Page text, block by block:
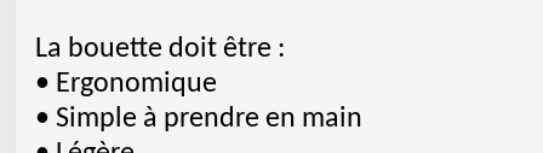
La bouette doit être :
• Ergonomique
• Simple à prendre en main